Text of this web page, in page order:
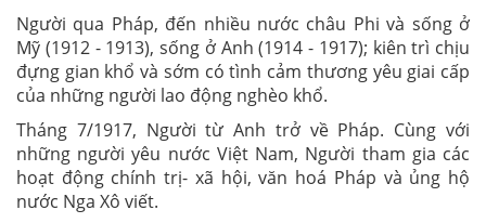
Người qua Pháp, đến nhiều nước châu Phi và sống ở
Mỹ (1912 - 1913), sống ở Anh (1914 - 1917); kiên trì chịu
đựng gian khổ và sớm có tình cảm thương yêu giai cấp
của những người lao động nghèo khổ.
Tháng 7/1917, Người từ Anh trở về Pháp. Cùng với
những người yêu nước Việt Nam, Người tham gia các
hoạt động chính trị- xã hội, văn hoá Pháp và ủng hộ
nước Nga Xô viết.